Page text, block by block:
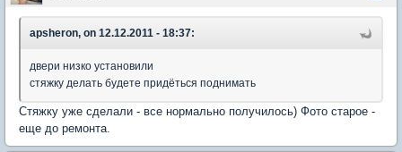
apsheron, on 12.12.2011 - 18:37:
двери низко установили
стяжку делать будете придёться поднимать
Стяжку уже сделали - все нормально получилось) Фото старое -
еще до ремонта.